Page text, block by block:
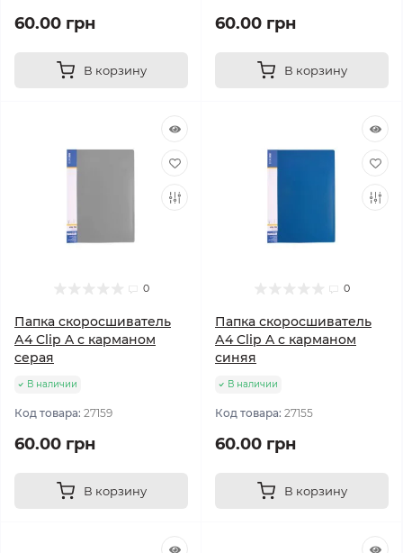
60.00 грн
В корзину
60.00 грн
В корзину
0
Папка скоросшиватель
А4 Clip A с карманом
серая
В наличии
Код товара: 27159
60.00 грн
В корзину
0
Папка скоросшиватель
А4 Clip A с карманом
синяя
В наличии
Код товара: 27155
60.00 грн
В корзину